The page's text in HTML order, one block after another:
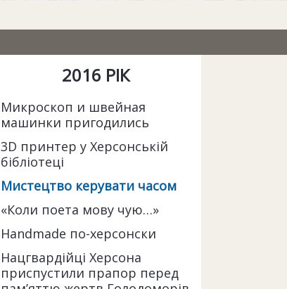
2016 РІК
Микроскоп и швейная
машинки пригодились
3D принтер у Херсонській
бібліотеці
Мистецтво керувати часом
«Коли поета мову чую…»
Handmade по-херсонски
Нацгвардійці Херсона
приспустили прапор перед